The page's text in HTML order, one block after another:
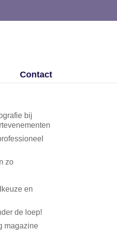
Contact
bij
zo
en
de loep!
magazine